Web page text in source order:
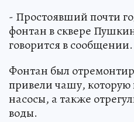
- Простоявший почти
фонтан в сквере
говорится в сообщении.
Фонтан был
привели чашу,
насосы, а также
воды.